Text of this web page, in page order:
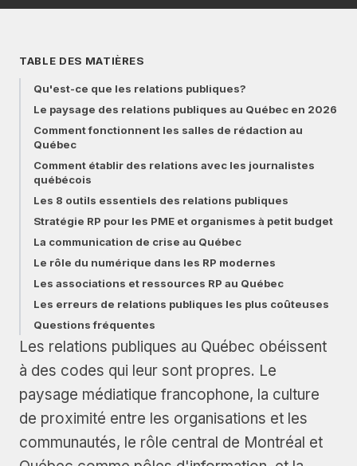
TABLE DES MATIÈRES
Qu'est-ce que les relations publiques?
Le paysage des relations publiques au Québec en 2026
Comment fonctionnent les salles de rédaction au
Québec
Comment établir des relations avec les journalistes
québécois
Les 8 outils essentiels des relations publiques
Stratégie RP pour les PME et organismes à petit budget
La communication de crise au Québec
Le rôle du numérique dans les RP modernes
Les associations et ressources RP au Québec
Les erreurs de relations publiques les plus coûteuses
Questions fréquentes
Les relations publiques au Québec obéissent
à des codes qui leur sont propres. Le
paysage médiatique francophone, la culture
de proximité entre les organisations et les
communautés, le rôle central de Montréal et